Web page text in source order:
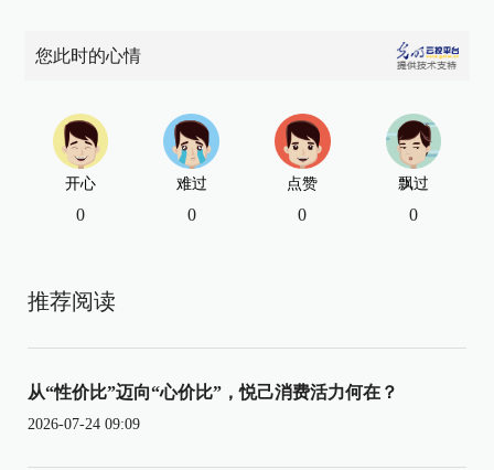
您此时的心情
开心
0
难过
0
点赞
0
飘过
0
推荐阅读
从“性价比”迈向“心价比”，悦己消费活力何在？
2026-07-24 09:09